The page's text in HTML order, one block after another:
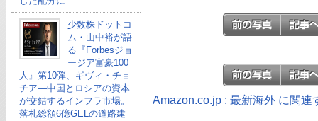
少数株ドットコ
ム・山中裕が語
る『Forbesジョ
ージア富豪100
人』第10弾、ギヴィ・チョ
チア―中国とロシアの資本
が交錯するインフラ市場。
落札総額6億GELの道路建
Amazon.co.jp : 最新海外 に関連